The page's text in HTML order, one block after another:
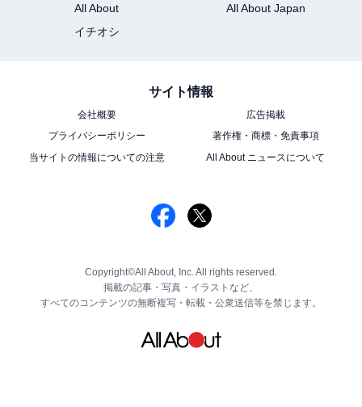
All About
All About Japan
イチオシ
サイト情報
会社概要
広告掲載
プライバシーポリシー
著作権・商標・免責事項
当サイトの情報についての注意
All About ニュースについて
Copyright©All About, Inc. All rights reserved.
掲載の記事・写真・イラストなど、
すべてのコンテンツの無断複写・転載・公衆送信等を禁じます。